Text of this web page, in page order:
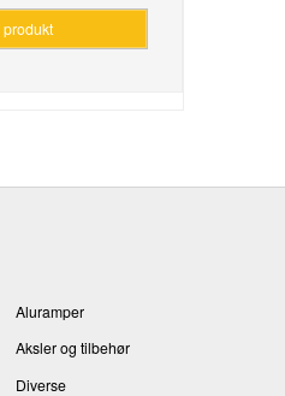
produkt
Aluramper
Aksler og tilbehør
Diverse